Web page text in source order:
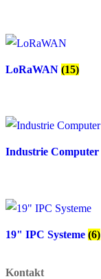
LoRaWAN (15)
Industrie Computer
19" IPC Systeme (6)
Kontakt